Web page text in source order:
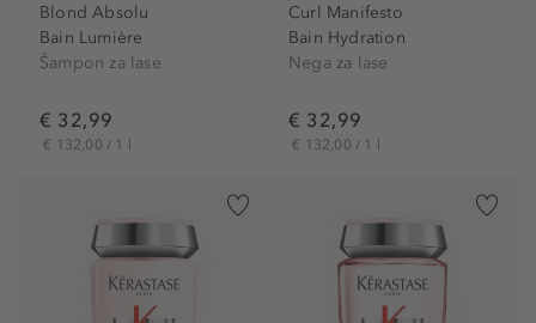
Blond Absolu
Bain Lumière
Šampon za lase
€ 32,99
€ 132,00 / 1 l
Curl Manifesto
Bain Hydration
Nega za lase
€ 32,99
€ 132,00 / 1 l